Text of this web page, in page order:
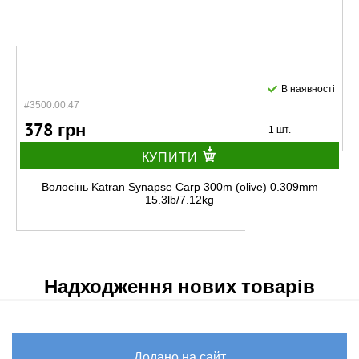
#3500.00.47
В наявності
378 грн 1 шт.
КУПИТИ
Волосінь Katran Synapse Carp 300m (olive) 0.309mm
15.3lb/7.12kg
Надходження нових товарів